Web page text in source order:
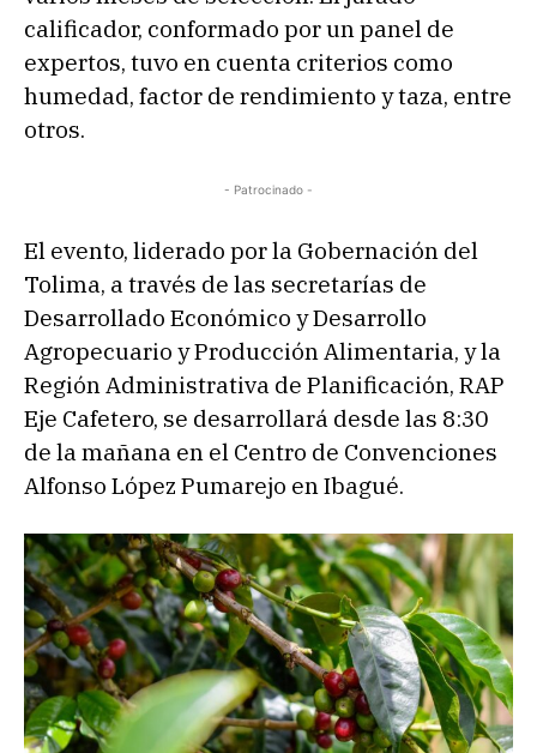
calificador, conformado por un panel de
expertos, tuvo en cuenta criterios como
humedad, factor de rendimiento y taza, entre
otros.
- Patrocinado -
El evento, liderado por la Gobernación del
Tolima, a través de las secretarías de
Desarrollado Económico y Desarrollo
Agropecuario y Producción Alimentaria, y la
Región Administrativa de Planificación, RAP
Eje Cafetero, se desarrollará desde las 8:30
de la mañana en el Centro de Convenciones
Alfonso López Pumarejo en Ibagué.